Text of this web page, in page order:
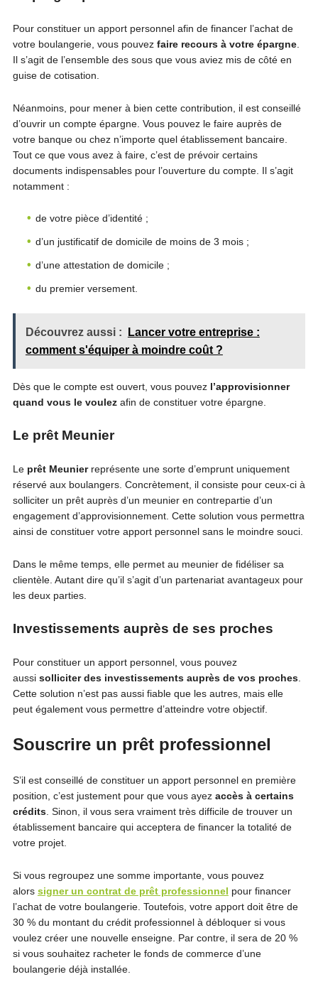
Pour constituer un apport personnel afin de financer l’achat de
votre boulangerie, vous pouvez faire recours à votre épargne.
Il s’agit de l’ensemble des sous que vous aviez mis de côté en
guise de cotisation.
Néanmoins, pour mener à bien cette contribution, il est conseillé
d’ouvrir un compte épargne. Vous pouvez le faire auprès de
votre banque ou chez n’importe quel établissement bancaire.
Tout ce que vous avez à faire, c’est de prévoir certains
documents indispensables pour l’ouverture du compte. Il s’agit
notamment :
de votre pièce d’identité ;
d’un justificatif de domicile de moins de 3 mois ;
d’une attestation de domicile ;
du premier versement.
Découvrez aussi :
Lancer votre entreprise :
comment s'équiper à moindre coût ?
Dès que le compte est ouvert, vous pouvez l’approvisionner
quand vous le voulezafin de constituer votre épargne.
Le prêt Meunier
Le prêt Meunierreprésente une sorte d’emprunt uniquement
réservé aux boulangers. Concrètement, il consiste pour ceux-ci à
solliciter un prêt auprès d’un meunier en contrepartie d’un
engagement d’approvisionnement. Cette solution vous permettra
ainsi de constituer votre apport personnel sans le moindre souci.
Dans le même temps, elle permet au meunier de fidéliser sa
clientèle. Autant dire qu’il s’agit d’un partenariat avantageux pour
les deux parties.
Investissements auprès de ses proches
Pour constituer un apport personnel, vous pouvez
aussi solliciter des investissements auprès de vos proches.
Cette solution n’est pas aussi fiable que les autres, mais elle
peut également vous permettre d’atteindre votre objectif.
Souscrire un prêt professionnel
S’il est conseillé de constituer un apport personnel en première
position, c’est justement pour que vous ayez accès à certains
crédits. Sinon, il vous sera vraiment très difficile de trouver un
établissement bancaire qui acceptera de financer la totalité de
votre projet.
Si vous regroupez une somme importante, vous pouvez
alors signer un contrat de prêt professionnel pour financer
l’achat de votre boulangerie. Toutefois, votre apport doit être de
30 % du montant du crédit professionnel à débloquer si vous
voulez créer une nouvelle enseigne. Par contre, il sera de 20 %
si vous souhaitez racheter le fonds de commerce d’une
boulangerie déjà installée.